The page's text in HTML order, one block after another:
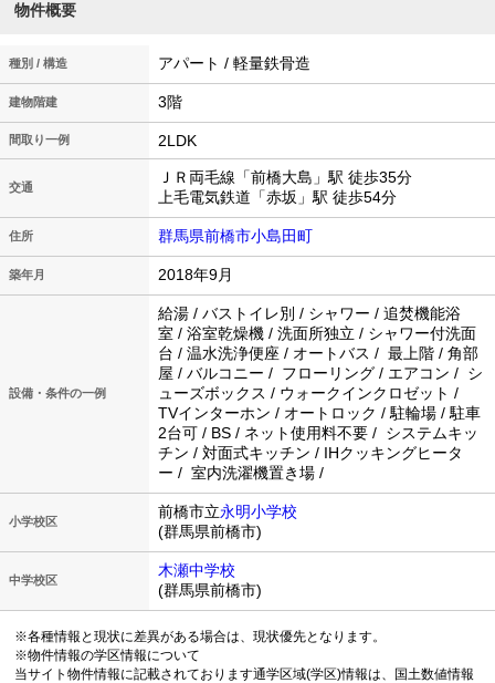
物件概要
種別 / 構造 アパート / 軽量鉄骨造
建物階建 3階
間取り一例 2LDK
交通
ＪＲ両毛線「前橋大島」駅 徒歩35分
上毛電気鉄道「赤坂」駅 徒歩54分
住所 群馬県前橋市小島田町
築年月 2018年9月
設備・条件の一例
給湯 / バストイレ別 / シャワー / 追焚機能浴
室 / 浴室乾燥機 / 洗面所独立 / シャワー付洗面
台 / 温水洗浄便座 / オートバス / 最上階 / 角部
屋 / バルコニー / フローリング / エアコン / シ
ューズボックス / ウォークインクロゼット /
TVインターホン / オートロック / 駐輪場 / 駐車
2台可 / BS / ネット使用料不要 / システムキッ
チン / 対面式キッチン / IHクッキングヒータ
ー / 室内洗濯機置き場 /
小学校区
前橋市立永明小学校
(群馬県前橋市)
中学校区
木瀬中学校
(群馬県前橋市)
※各種情報と現状に差異がある場合は、現状優先となります。
※物件情報の学区情報について
当サイト物件情報に記載されております通学区域(学区)情報は、国土数値情報